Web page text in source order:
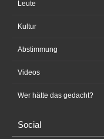
Leute
Kultur
Abstimmung
Videos
Wer hätte das gedacht?
Social